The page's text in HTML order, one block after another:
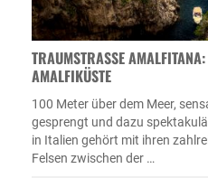
TRAUMSTRASSE AMALFITANA:
MALFIKÜSTE
100 Meter über dem Meer,
gesprengt und dazu
in Italien gehört mit ihren
Felsen zwischen der …